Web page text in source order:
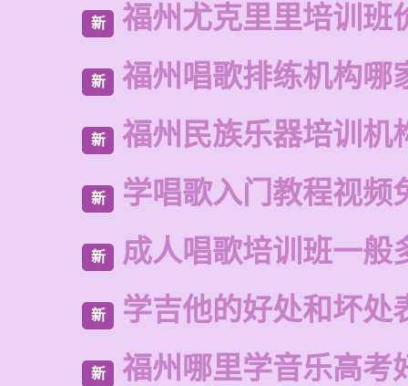
新 福州尤克里里培训班
新 福州唱歌排练机构哪
新 福州民族乐器培训机
新 学唱歌入门教程视频
新 成人唱歌培训班一般
新 学吉他的好处和坏处
新 福州哪里学音乐高考